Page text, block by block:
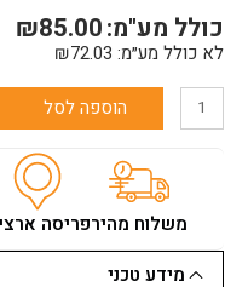
₪85.00כולל מע"מ:
לא כולל מע״מ: ₪72.03
הוספה לסל
משלוח מהירפריסה
מידע טכני